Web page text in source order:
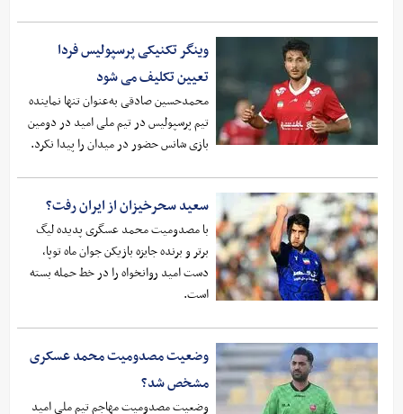
وینگر تکنیکی پرسپولیس فردا
تعیین تکلیف می شود
محمدحسین صادقی به‌عنوان تنها نماینده
تیم پرسپولیس در تیم ملی امید در دومین
بازی شانس حضور در میدان را پیدا نکرد.
سعید سحرخیزان از ایران رفت؟
با مصدومیت محمد عسگری پدیده لیگ
برتر و برنده جایزه بازیکن جوان ماه توپا،
دست امید روانخواه را در خط حمله بسته
است.
وضعیت مصدومیت محمد عسکری
مشخص شد؟
وضعیت مصدومیت مهاجم تیم ملی امید